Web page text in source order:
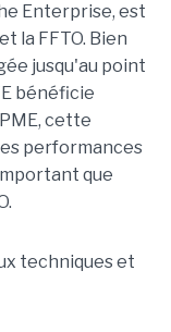
Enterprise, est
la FFTO. Bien
jusqu'au point
bénéficie
cette
performances
que
techniques et